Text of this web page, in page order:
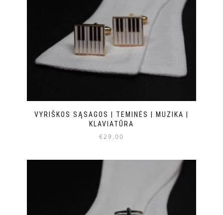
VYRIŠKOS SĄSAGOS | TEMINĖS | MUZIKA |
KLAVIATŪRA
€29.00